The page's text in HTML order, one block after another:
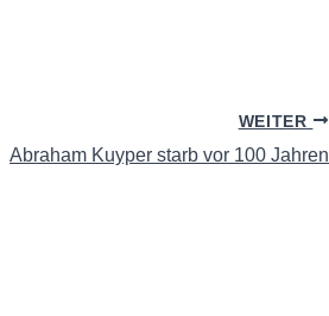
WEITER
Abraham Kuyper starb vor 100 Jahren